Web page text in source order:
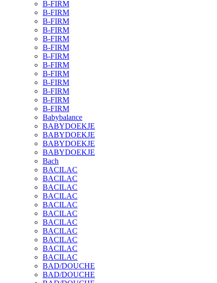
B-FIRM
B-FIRM
B-FIRM
B-FIRM
B-FIRM
B-FIRM
B-FIRM
B-FIRM
B-FIRM
B-FIRM
B-FIRM
B-FIRM
B-FIRM
Babybalance
BABYDOEKJE
BABYDOEKJE
BABYDOEKJE
BABYDOEKJE
Bach
BACILAC
BACILAC
BACILAC
BACILAC
BACILAC
BACILAC
BACILAC
BACILAC
BACILAC
BACILAC
BACILAC
BAD/DOUCHE
BAD/DOUCHE